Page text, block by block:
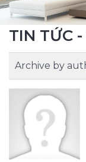
TIN TỨC
Archive by